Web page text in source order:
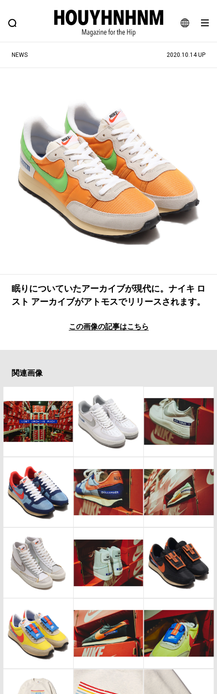
JA
EN
FEATURE BLOG SNAP
ヒップなファッション、カルチャー、ライフスタイルWEBマガジン
#SHOPPING ADDICT
#ESSENTIAL DESIGNS #古着サミット
#NEW VINTAGE #マイナーグッド図鑑
#路地裏てぃーん。 #MONTHLY JOURNAL
#GH 銘品の所以 #フイナムのYouTube
#Commune H #FOCUS IT #AH.H
#ととけん #FASHION #MUSIC #MOVIE
#LIFESTYLE #SNEAKER #OUTDOOR
#HANDSOME HANDBOOK
NEWS 2020.10.14 UP
眠りについていたアーカイブが現代に。ナイキ ロ
スト アーカイブがアトモスでリリースされます。
この画像の記事はこちら
関連画像